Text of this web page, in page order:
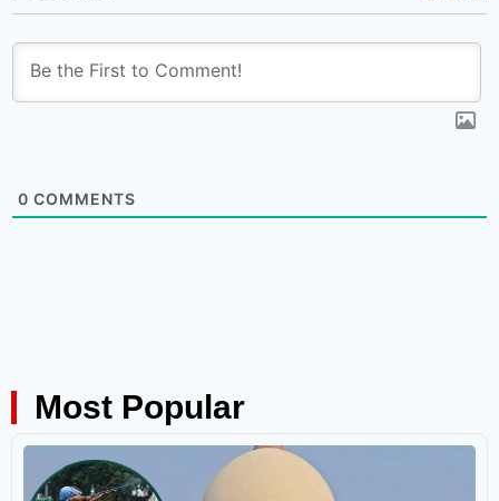
0 COMMENTS
Most Popular